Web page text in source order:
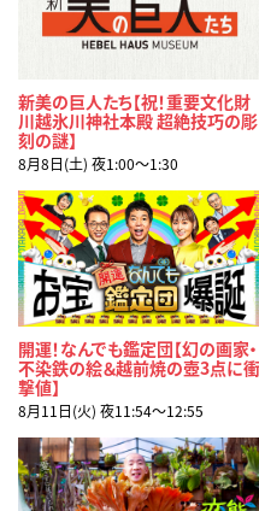
新美の巨人たち【祝！重要文化財
川越氷川神社本殿 超絶技巧の彫
刻の謎】
8月8日(土) 夜1:00〜1:30
開運！なんでも鑑定団【幻の画家・
不染鉄の絵＆越前焼の壺3点に衝
撃値】
8月11日(火) 夜11:54〜12:55